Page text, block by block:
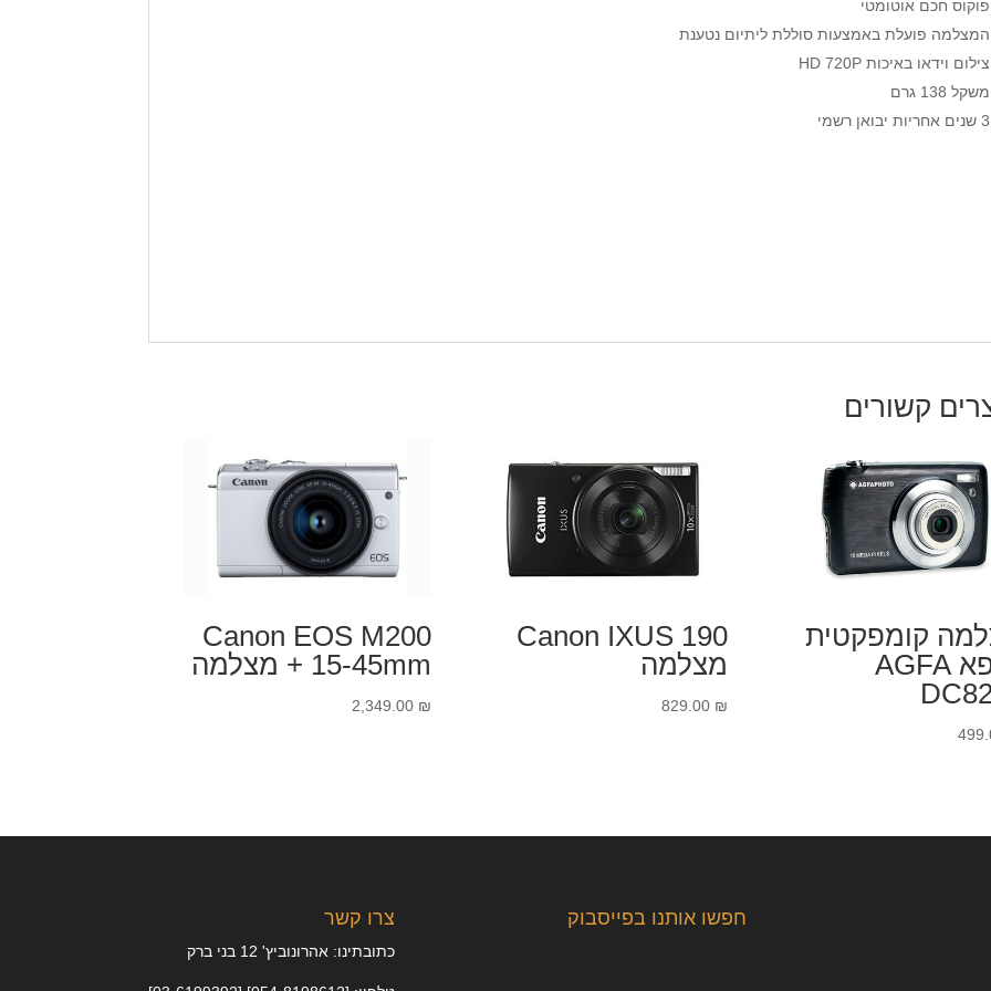
פוקוס חכם אוטומטי
המצלמה פועלת באמצעות סוללת ליתיום נטענת
צילום וידאו באיכות HD 720P
משקל 138 גרם
3 שנים אחריות יבואן רשמי
קשורים
קומפקטית
אגפא AGFA
Canon IXUS 190
מצלמה
829.00 ₪
Canon EOS M200
+ 15-45mm מצלמה
2,349.00 ₪
צרו קשר
כתובתינו: אהרונוביץ' 12 בני ברק
חפשו אותנו בפייסבוק